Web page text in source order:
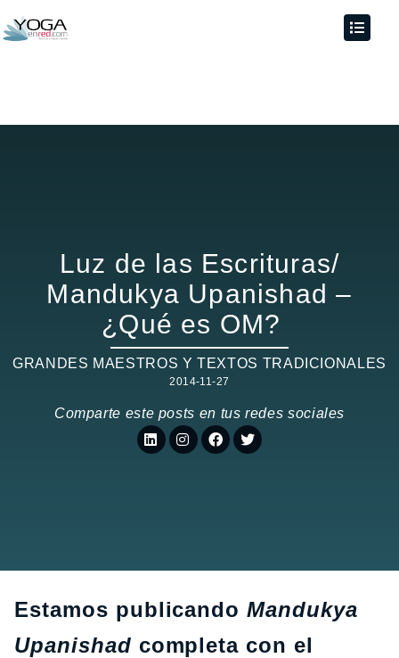
Luz de las Escrituras/
Mandukya Upanishad –
¿Qué es OM?
GRANDES MAESTROS Y TEXTOS TRADICIONALES
2014-11-27
Comparte este posts en tus redes sociales
Estamos publicandoMandukya
Upanishad completa con el